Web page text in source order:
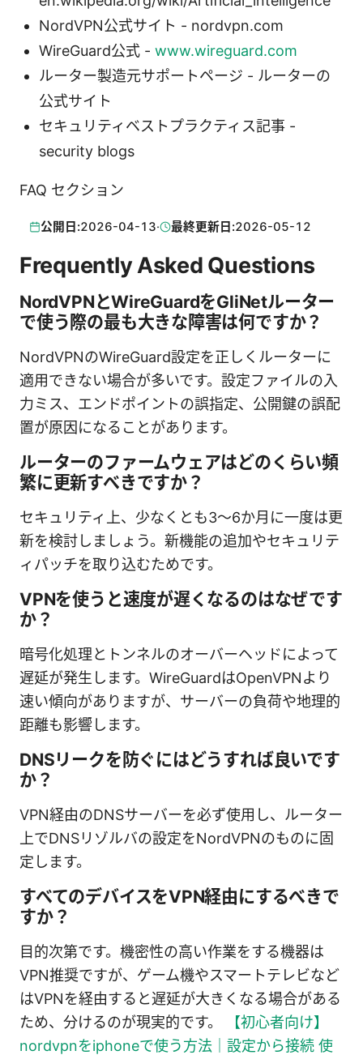
NordVPN公式サイト - nordvpn.com
WireGuard公式 - www.wireguard.com
ルーター製造元サポートページ - ルーターの
公式サイト
セキュリティベストプラクティス記事 -
security blogs
FAQ セクション
公開日:2026-04-13· 最終更新日:2026-05-12
Frequently Asked Questions
NordVPNとWireGuardをGliNetルーター
で使う際の最も大きな障害は何ですか？
NordVPNのWireGuard設定を正しくルーターに
適用できない場合が多いです。設定ファイルの入
力ミス、エンドポイントの誤指定、公開鍵の誤配
置が原因になることがあります。
ルーターのファームウェアはどのくらい頻
繁に更新すべきですか？
セキュリティ上、少なくとも3〜6か月に一度は更
新を検討しましょう。新機能の追加やセキュリテ
ィパッチを取り込むためです。
VPNを使うと速度が遅くなるのはなぜです
か？
暗号化処理とトンネルのオーバーヘッドによって
遅延が発生します。WireGuardはOpenVPNより
速い傾向がありますが、サーバーの負荷や地理的
距離も影響します。
DNSリークを防ぐにはどうすれば良いです
か？
VPN経由のDNSサーバーを必ず使用し、ルーター
上でDNSリゾルバの設定をNordVPNのものに固
定します。
すべてのデバイスをVPN経由にするべきで
すか？
目的次第です。機密性の高い作業をする機器は
VPN推奨ですが、ゲーム機やスマートテレビなど
はVPNを経由すると遅延が大きくなる場合がある
ため、分けるのが現実的です。
【初心者向け】
nordvpnをiphoneで使う方法｜設定から接続 使